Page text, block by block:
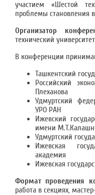
участием «Шестой
проблемы становления
Организатор
технический
В конференции
Ташкентский
Российский
Плеханова
Удмуртский
УРО РАН
Ижевский
имени
Удмуртский
Ижевская
академия
Ижевская
Формат проведения
работа в секциях,